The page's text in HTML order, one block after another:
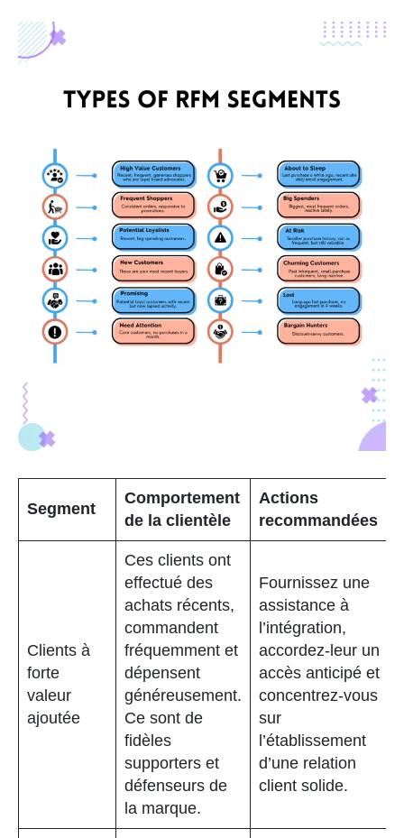
Segment
Comportement
de la clientèle
Actions
recommandées
Clients à
forte
valeur
ajoutée
Ces clients ont
effectué des
achats récents,
commandent
fréquemment et
dépensent
généreusement.
Ce sont de
fidèles
supporters et
défenseurs de
la marque.
Fournissez une
assistance à
l’intégration,
accordez-leur un
accès anticipé et
concentrez-vous
sur
l’établissement
d’une relation
client solide.